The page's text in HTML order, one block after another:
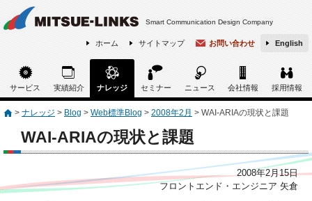
Smart Communication Design Company
ホーム サイトマップ お問い合わせ English
サービス 実績紹介 ナレッジ セミナー ニュース 会社情報 採用情報
> ナレッジ > Blog > Web標準Blog > 2008年2月 > WAI-ARIAの現状と課題
WAI-ARIAの現状と課題
2008年2月15日
フロントエンド・エンジニア 矢倉